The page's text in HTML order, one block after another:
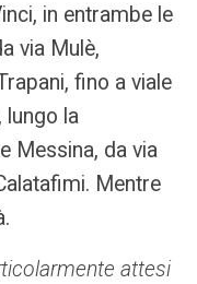
in entrambe le
via Mulè,
fino a viale
lungo la
Messina, da via
Mentre
attesi